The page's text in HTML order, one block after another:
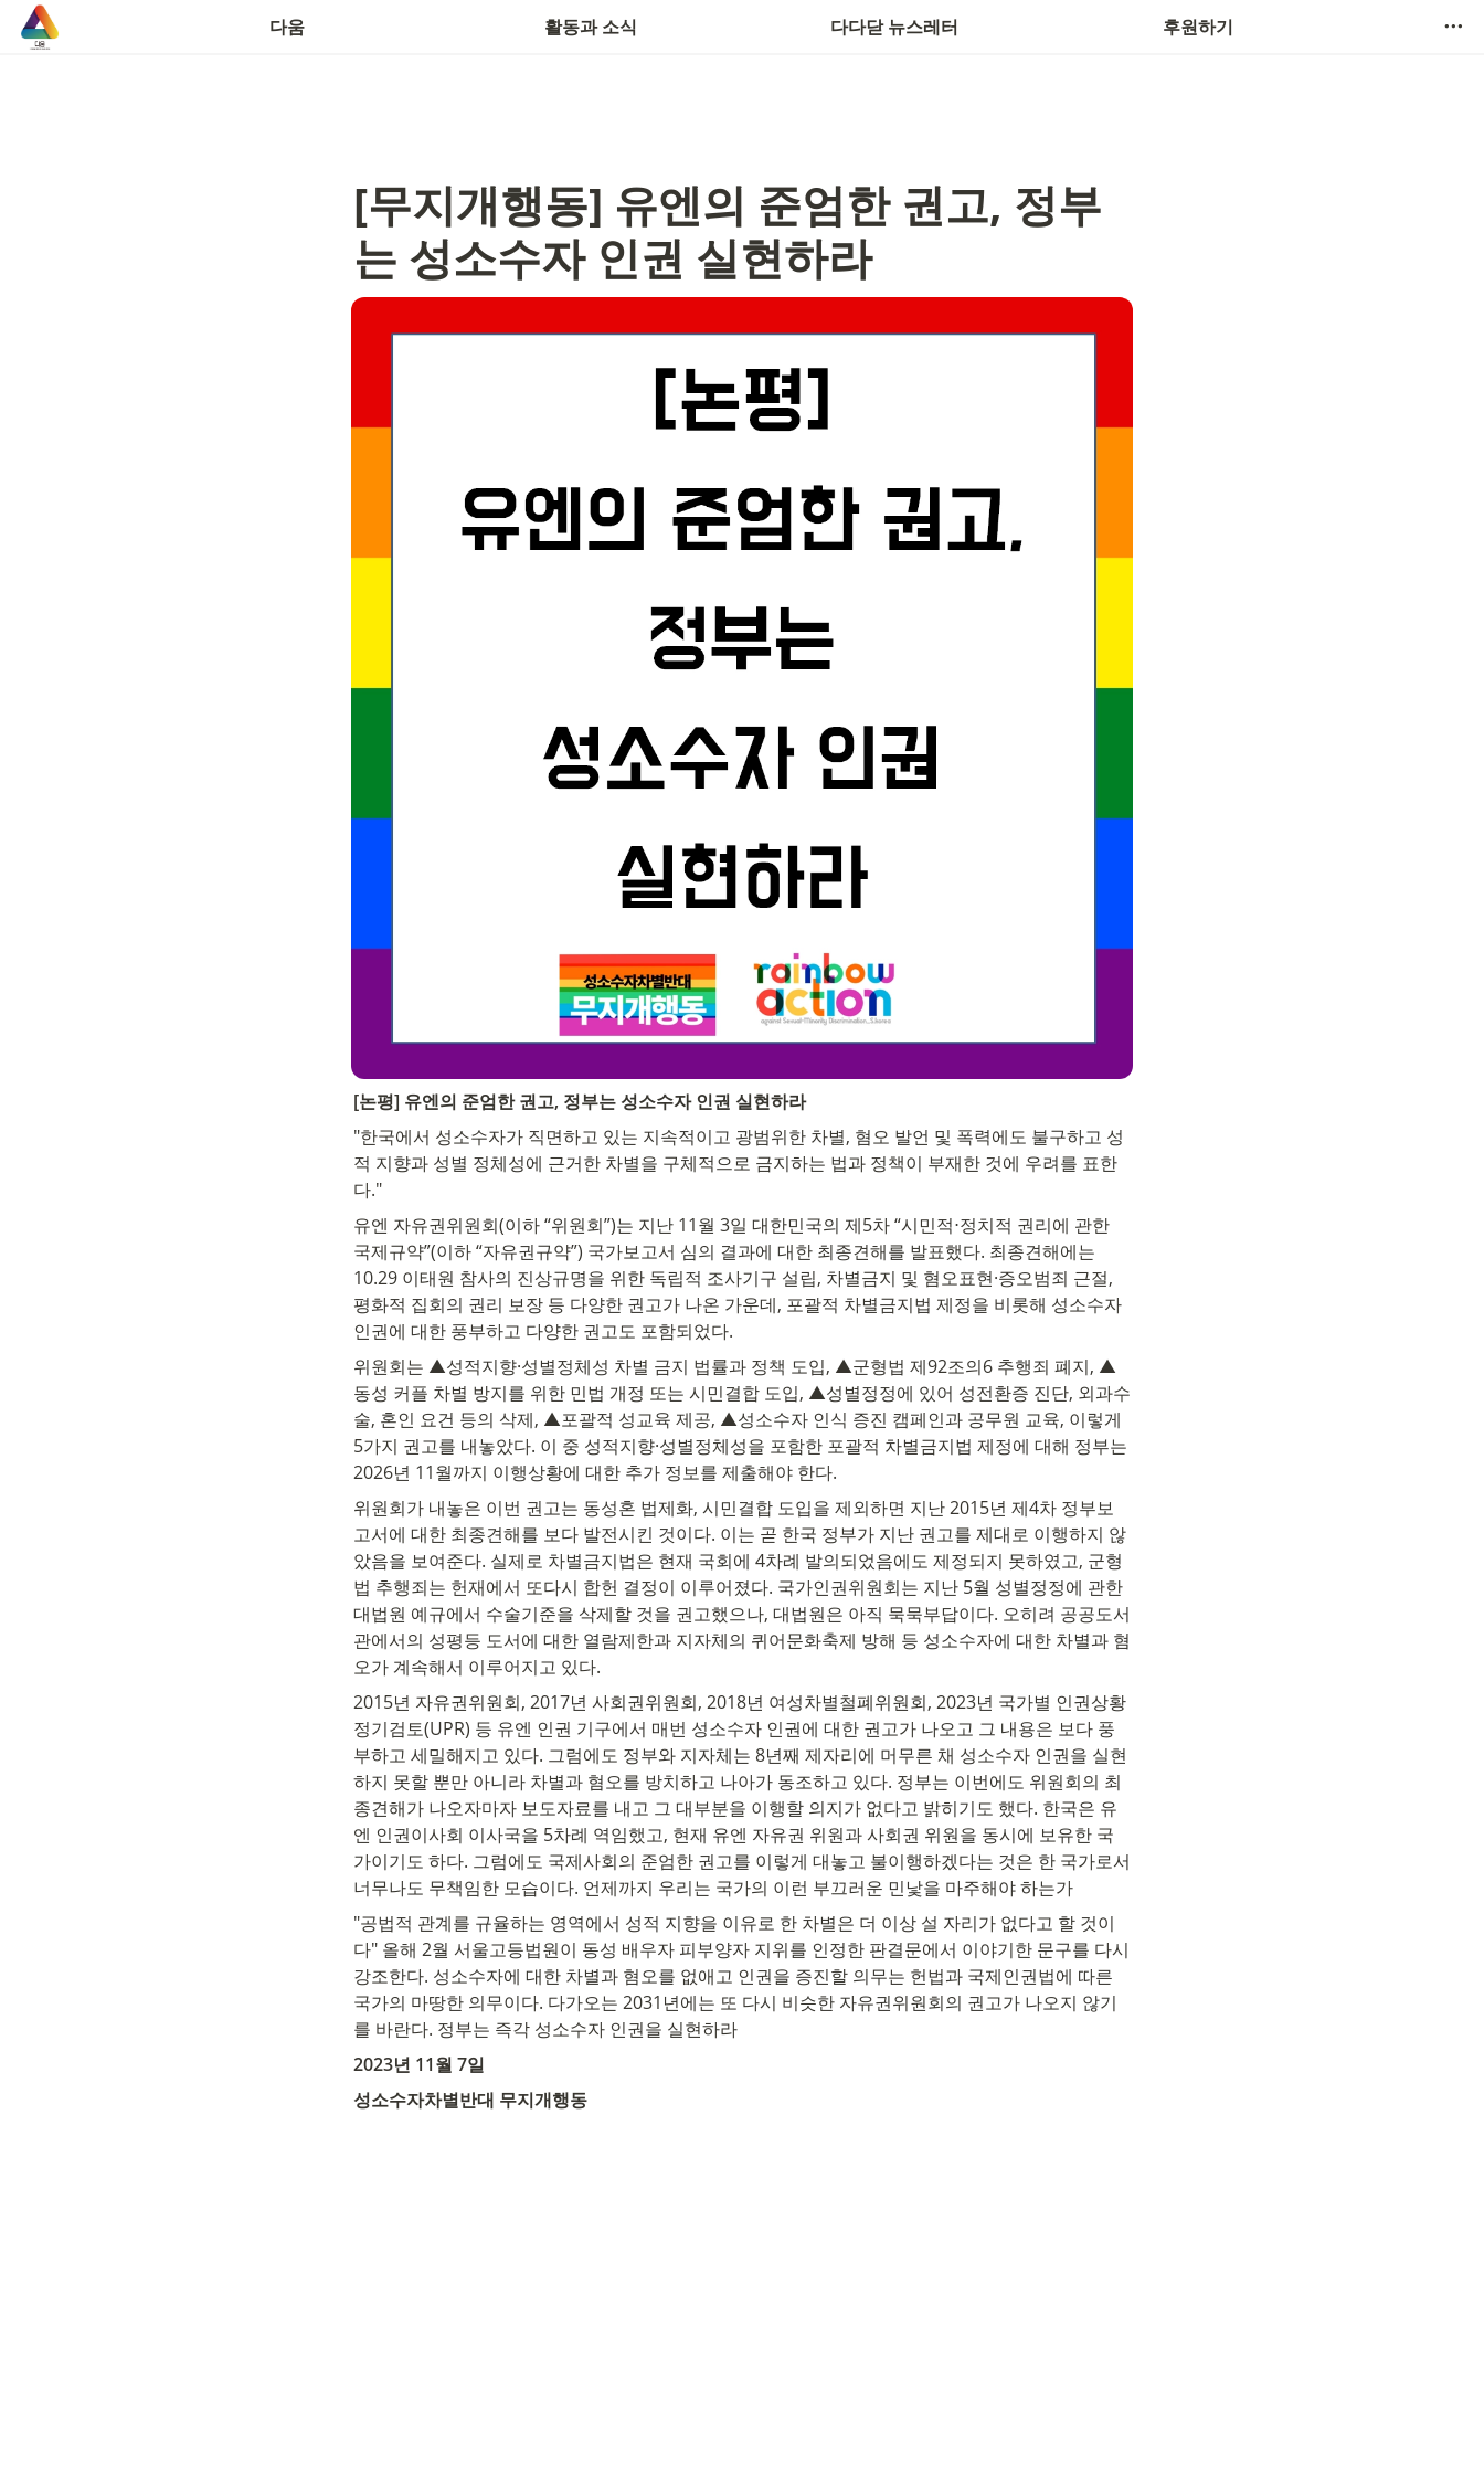
다움 활동과 소식 다다닫 뉴스레터 후원하기
연락처
[무지개행동] 유엔의 준엄한 권고, 정부
는 성소수자 인권 실현하라
[논평] 유엔의 준엄한 권고, 정부는 성소수자 인권 실현하라
"한국에서 성소수자가 직면하고 있는 지속적이고 광범위한 차별, 혐오 발언 및 폭력에도 불구하고 성
적 지향과 성별 정체성에 근거한 차별을 구체적으로 금지하는 법과 정책이 부재한 것에 우려를 표한
다."
유엔 자유권위원회(이하 “위원회”)는 지난 11월 3일 대한민국의 제5차 “시민적⋅정치적 권리에 관한
국제규약”(이하 “자유권규약”) 국가보고서 심의 결과에 대한 최종견해를 발표했다. 최종견해에는
10.29 이태원 참사의 진상규명을 위한 독립적 조사기구 설립, 차별금지 및 혐오표현·증오범죄 근절,
평화적 집회의 권리 보장 등 다양한 권고가 나온 가운데, 포괄적 차별금지법 제정을 비롯해 성소수자
인권에 대한 풍부하고 다양한 권고도 포함되었다.
위원회는 ▲성적지향·성별정체성 차별 금지 법률과 정책 도입, ▲군형법 제92조의6 추행죄 폐지, ▲
동성 커플 차별 방지를 위한 민법 개정 또는 시민결합 도입, ▲성별정정에 있어 성전환증 진단, 외과수
술, 혼인 요건 등의 삭제, ▲포괄적 성교육 제공, ▲성소수자 인식 증진 캠페인과 공무원 교육, 이렇게
5가지 권고를 내놓았다. 이 중 성적지향·성별정체성을 포함한 포괄적 차별금지법 제정에 대해 정부는
2026년 11월까지 이행상황에 대한 추가 정보를 제출해야 한다.
위원회가 내놓은 이번 권고는 동성혼 법제화, 시민결합 도입을 제외하면 지난 2015년 제4차 정부보
고서에 대한 최종견해를 보다 발전시킨 것이다. 이는 곧 한국 정부가 지난 권고를 제대로 이행하지 않
았음을 보여준다. 실제로 차별금지법은 현재 국회에 4차례 발의되었음에도 제정되지 못하였고, 군형
법 추행죄는 헌재에서 또다시 합헌 결정이 이루어졌다. 국가인권위원회는 지난 5월 성별정정에 관한
대법원 예규에서 수술기준을 삭제할 것을 권고했으나, 대법원은 아직 묵묵부답이다. 오히려 공공도서
관에서의 성평등 도서에 대한 열람제한과 지자체의 퀴어문화축제 방해 등 성소수자에 대한 차별과 혐
오가 계속해서 이루어지고 있다.
2015년 자유권위원회, 2017년 사회권위원회, 2018년 여성차별철폐위원회, 2023년 국가별 인권상황
정기검토(UPR) 등 유엔 인권 기구에서 매번 성소수자 인권에 대한 권고가 나오고 그 내용은 보다 풍
부하고 세밀해지고 있다. 그럼에도 정부와 지자체는 8년째 제자리에 머무른 채 성소수자 인권을 실현
하지 못할 뿐만 아니라 차별과 혐오를 방치하고 나아가 동조하고 있다. 정부는 이번에도 위원회의 최
종견해가 나오자마자 보도자료를 내고 그 대부분을 이행할 의지가 없다고 밝히기도 했다. 한국은 유
엔 인권이사회 이사국을 5차례 역임했고, 현재 유엔 자유권 위원과 사회권 위원을 동시에 보유한 국
가이기도 하다. 그럼에도 국제사회의 준엄한 권고를 이렇게 대놓고 불이행하겠다는 것은 한 국가로서
너무나도 무책임한 모습이다. 언제까지 우리는 국가의 이런 부끄러운 민낯을 마주해야 하는가
"공법적 관계를 규율하는 영역에서 성적 지향을 이유로 한 차별은 더 이상 설 자리가 없다고 할 것이
다" 올해 2월 서울고등법원이 동성 배우자 피부양자 지위를 인정한 판결문에서 이야기한 문구를 다시
강조한다. 성소수자에 대한 차별과 혐오를 없애고 인권을 증진할 의무는 헌법과 국제인권법에 따른
국가의 마땅한 의무이다. 다가오는 2031년에는 또 다시 비슷한 자유권위원회의 권고가 나오지 않기
를 바란다. 정부는 즉각 성소수자 인권을 실현하라
2023년 11월 7일
성소수자차별반대 무지개행동